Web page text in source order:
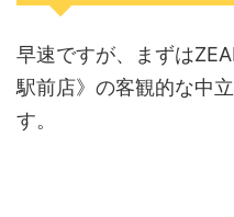
早速ですが、まずは
駅前店》の客観的な中
す。